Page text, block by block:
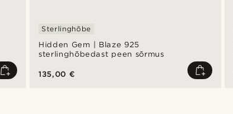
Hidden Gem | Blaze 925
sterlinghõbedast peen sõrmus
Sterlinghõbe
135,00 €